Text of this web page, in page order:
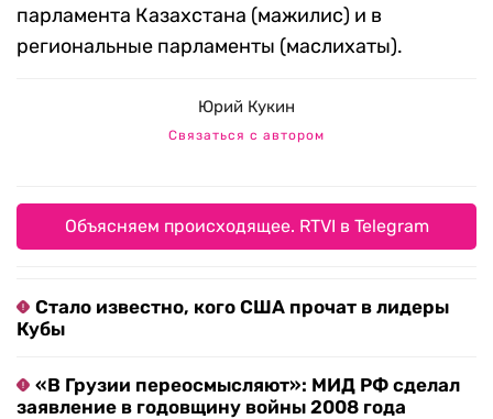
парламента Казахстана (мажилис) и в
региональные парламенты (маслихаты).
Юрий Кукин
Связаться с автором
Объясняем происходящее. RTVI в Telegram
Стало известно, кого США прочат в лидеры
Кубы
«В Грузии переосмысляют»: МИД РФ сделал
заявление в годовщину войны 2008 года